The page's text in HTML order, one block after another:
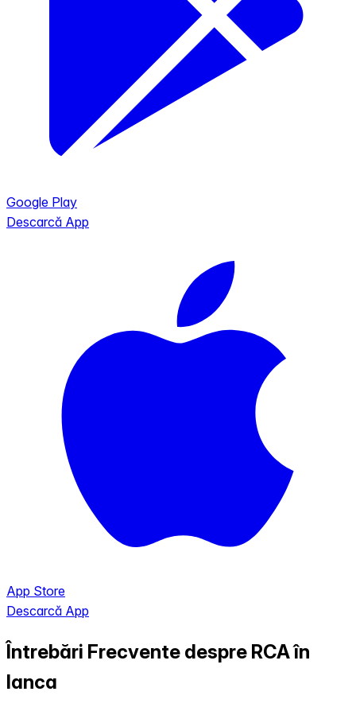
Google Play
Descarcă App
App Store
Descarcă App
Întrebări Frecvente despre RCA în
Ianca